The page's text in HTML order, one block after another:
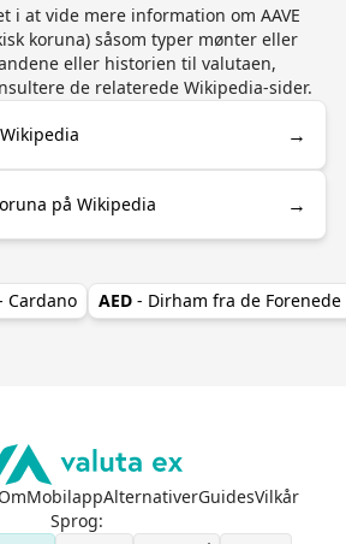
i at vide mere information om AAVE
koruna) såsom typer mønter eller
eller historien til valutaen,
de relaterede Wikipedia-sider.
→
på Wikipedia →
Cardano AED - Dirham fra de
OmMobilappAlternativerGuidesVilkår
Sprog: